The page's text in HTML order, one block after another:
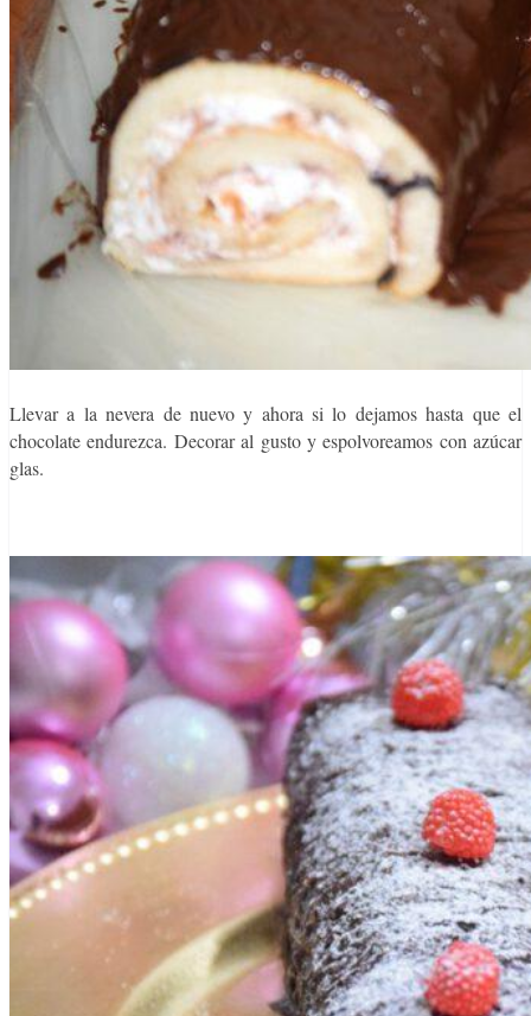
Llevar a la nevera de nuevo y ahora si lo dejamos hasta que el
chocolate endurezca. Decorar al gusto y espolvoreamos con azúcar
glas.